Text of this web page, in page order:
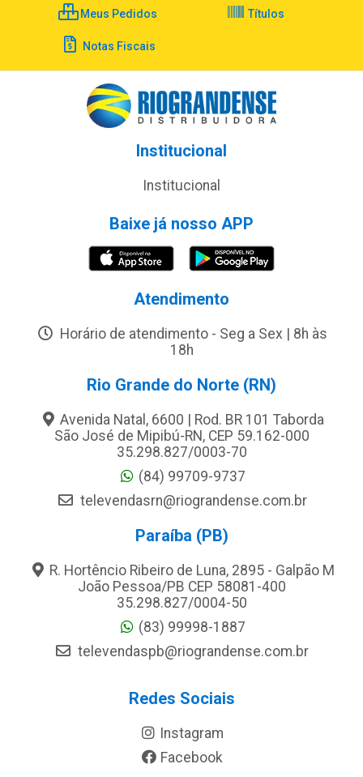
Meus Pedidos Títulos
Notas Fiscais
Institucional
Institucional
Baixe já nosso APP
Atendimento
Horário de atendimento - Seg a Sex | 8h às
18h
Rio Grande do Norte (RN)
Avenida Natal, 6600 | Rod. BR 101 Taborda
São José de Mipibú-RN, CEP 59.162-000
35.298.827/0003-70
(84) 99709-9737
televendasrn@riograndense.com.br
Paraíba (PB)
R. Hortêncio Ribeiro de Luna, 2895 - Galpão M
João Pessoa/PB CEP 58081-400
35.298.827/0004-50
(83) 99998-1887
televendaspb@riograndense.com.br
Redes Sociais
Instagram
Facebook